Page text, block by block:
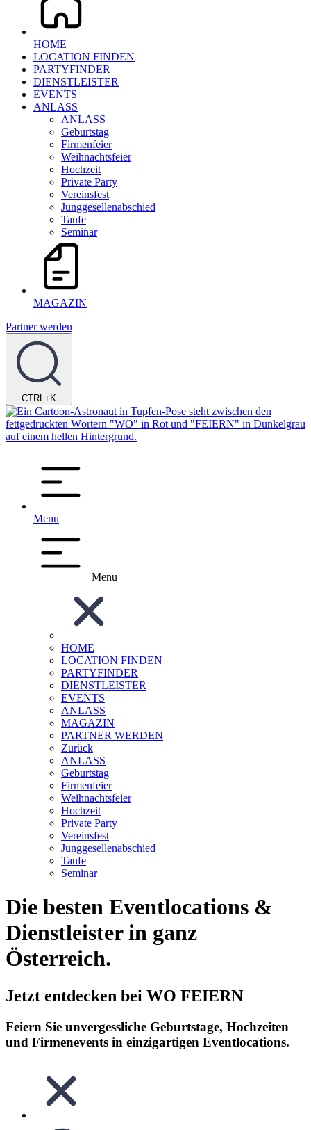
HOME
LOCATION FINDEN
PARTYFINDER
DIENSTLEISTER
EVENTS
ANLASS
ANLASS
Geburtstag
Firmenfeier
Weihnachtsfeier
Hochzeit
Private Party
Vereinsfest
Junggesellenabschied
Taufe
Seminar
MAGAZIN
Partner werden
CTRL+K
Menu
Menu
HOME
LOCATION FINDEN
PARTYFINDER
DIENSTLEISTER
EVENTS
ANLASS
MAGAZIN
PARTNER WERDEN
Zurück
ANLASS
Geburtstag
Firmenfeier
Weihnachtsfeier
Hochzeit
Private Party
Vereinsfest
Junggesellenabschied
Taufe
Seminar
Die besten Eventlocations &
Dienstleister in ganz
Österreich.
Jetzt entdecken bei WO FEIERN
Feiern Sie unvergessliche Geburtstage, Hochzeiten
und Firmenevents in einzigartigen Eventlocations.